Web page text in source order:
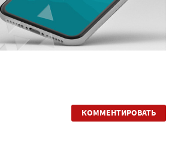
КОММЕНТИРОВАТЬ